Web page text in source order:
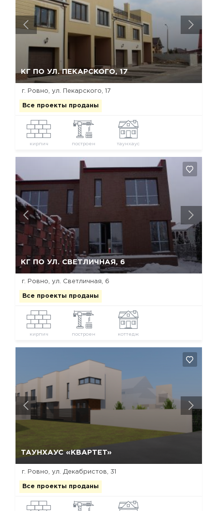
КГ ПО УЛ. ПЕКАРСКОГО, 17
г. Ровно, ул. Пекарского, 17
Все проекты проданы
кирпич построен таунхаус
КГ ПО УЛ. СВЕТЛИЧНАЯ, 6
г. Ровно, ул. Светличная, 6
Все проекты проданы
кирпич построен коттедж
Да, удалить
ТАУНХАУС «КВАРТЕТ»
г. Ровно, ул. Декабристов, 31
Все проекты проданы